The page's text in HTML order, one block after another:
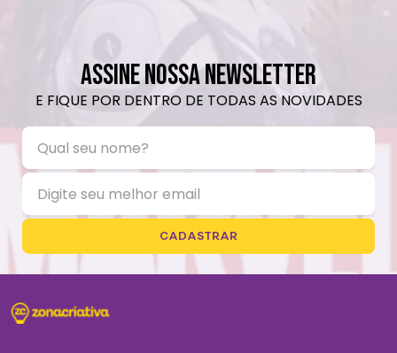
ASSINE NOSSA NEWSLETTER
E FIQUE POR DENTRO DE TODAS AS NOVIDADES
CADASTRAR